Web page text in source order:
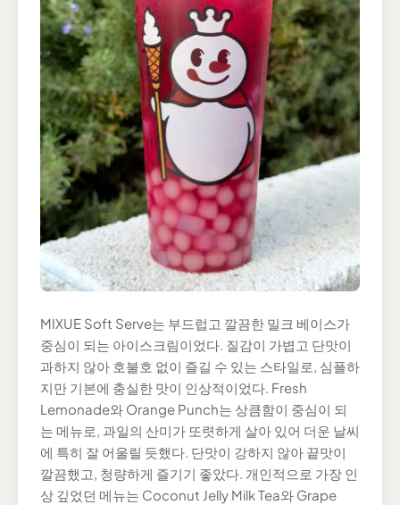
MIXUE Soft Serve는 부드럽고 깔끔한 밀크 베이스가
중심이 되는 아이스크림이었다. 질감이 가볍고 단맛이
과하지 않아 호불호 없이 즐길 수 있는 스타일로, 심플하
지만 기본에 충실한 맛이 인상적이었다. Fresh
Lemonade와 Orange Punch는 상큼함이 중심이 되
는 메뉴로, 과일의 산미가 또렷하게 살아 있어 더운 날씨
에 특히 잘 어울릴 듯했다. 단맛이 강하지 않아 끝맛이
깔끔했고, 청량하게 즐기기 좋았다. 개인적으로 가장 인
상 깊었던 메뉴는 Coconut Jelly Milk Tea와 Grape